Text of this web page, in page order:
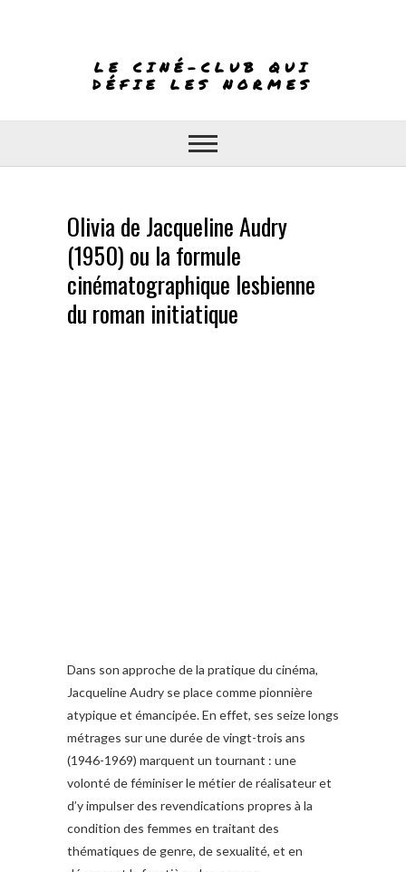
LE CINÉ-CLUB QUI
DÉFIE LES NORMES
Olivia de Jacqueline Audry
(1950) ou la formule
cinématographique lesbienne
du roman initiatique
Dans son approche de la pratique du cinéma,
Jacqueline Audry se place comme pionnière
atypique et émancipée. En effet, ses seize longs
métrages sur une durée de vingt-trois ans
(1946-1969) marquent un tournant : une
volonté de féminiser le métier de réalisateur et
d’y impulser des revendications propres à la
condition des femmes en traitant des
thématiques de genre, de sexualité, et en